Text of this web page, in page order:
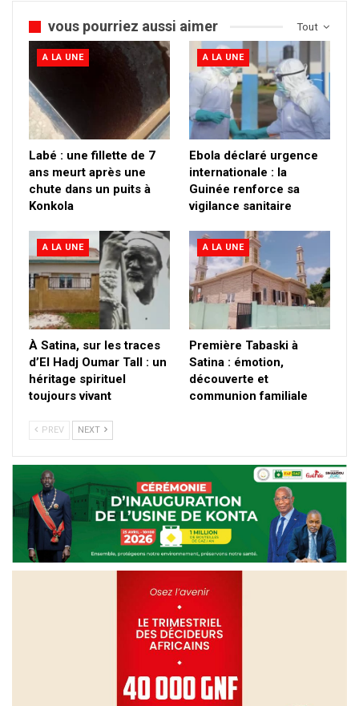
Tout
vous pourriez aussi aimer
A LA UNE
Labé : une fillette de 7
ans meurt après une
chute dans un puits à
Konkola
A LA UNE
Ebola déclaré urgence
internationale : la
Guinée renforce sa
vigilance sanitaire
A LA UNE
À Satina, sur les traces
d’El Hadj Oumar Tall : un
héritage spirituel
toujours vivant
A LA UNE
Première Tabaski à
Satina : émotion,
découverte et
communion familiale
PREV NEXT